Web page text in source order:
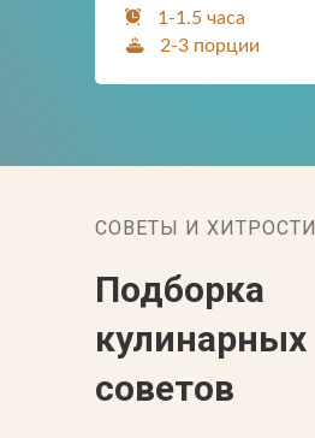
1-1.5 часа
2-3 порции
СОВЕТЫ И ХИТРОСТИ
Подборка
кулинарных
советов